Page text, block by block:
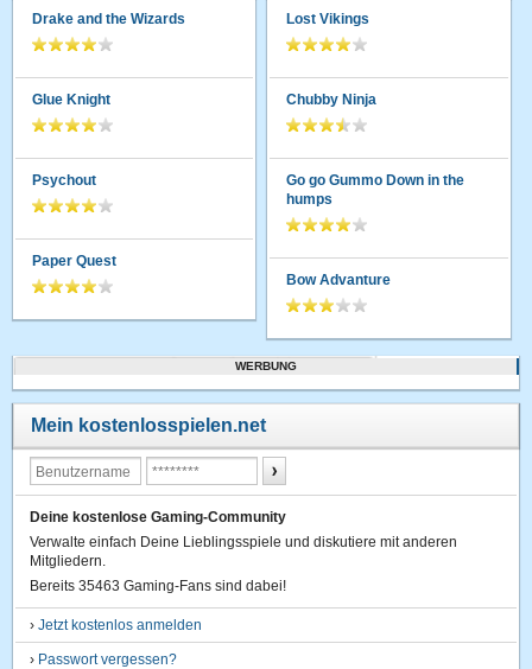
Drake and the Wizards
Glue Knight
Psychout
Paper Quest
Lost Vikings
Chubby Ninja
Go go Gummo Down in the
humps
Bow Advanture
WERBUNG
Mein kostenlosspielen.net
Deine kostenlose Gaming-Community
Verwalte einfach Deine Lieblingsspiele und diskutiere mit anderen
Mitgliedern.
Bereits 35463 Gaming-Fans sind dabei!
›Jetzt kostenlos anmelden
› Passwort vergessen?